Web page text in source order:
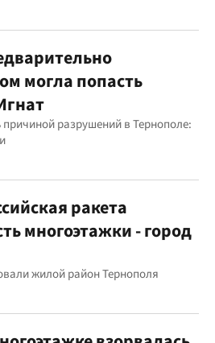
могла попасть
причиной разрушений в Тернополе:
ракета
многоэтажки - город
жилой район Тернополя